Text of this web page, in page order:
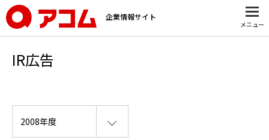
企業情報サイト
メニュー
IR広告